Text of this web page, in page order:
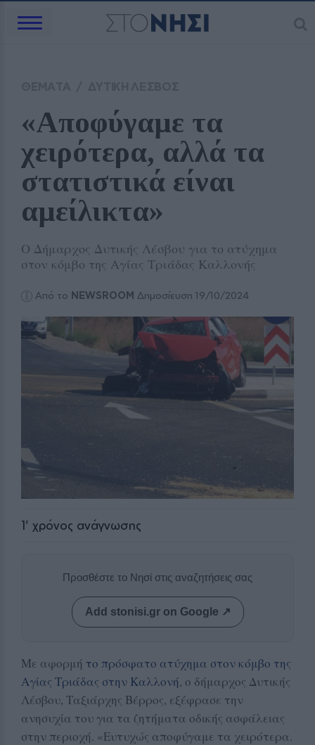
«Αποφύγαμε τα
χειρότερα, αλλά τα
στατιστικά είναι
αμείλικτα»
Ο Δήμαρχος Δυτικής Λέσβου για το ατύχημα
στον κόμβο της Αγίας Τριάδας Καλλονής
Από το NEWSROOM Δημοσίευση 19/10/2024
1' χρόνος ανάγνωσης
Προσθέστε το Νησί στις αναζητήσεις σας
Add stonisi.gr on Google ↗
Με αφορμή το πρόσφατο ατύχημα στον κόμβο της
Αγίας Τριάδας στην Καλλονή, ο δήμαρχος Δυτικής
Λέσβου, Ταξιάρχης Βέρρος, εξέφρασε την
ανησυχία του για τα ζητήματα οδικής ασφάλειας
στην περιοχή. «Ευτυχώς αποφύγαμε τα χειρότερα.